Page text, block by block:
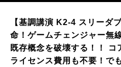
【基調講演 K2-4 スリーダ
命！ゲームチェンジャー無
既存概念を破壊する！！ コ
ライセンス費用も不要！で